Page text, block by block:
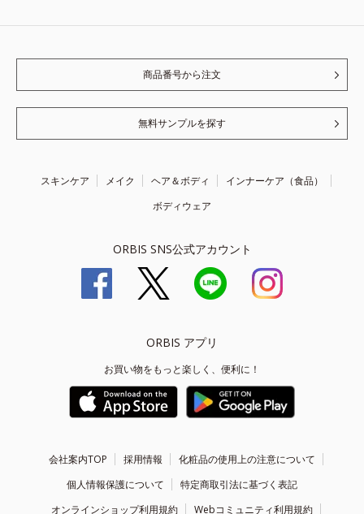
商品番号から注文
無料サンプルを探す
スキンケア メイク ヘア＆ボディ
インナーケア（食品）
ボディウェア
ORBIS SNS公式アカウント
ORBIS アプリ
お買い物をもっと楽しく、便利に！
会社案内TOP 採用情報
化粧品の使用上の注意について
個人情報保護について
特定商取引法に基づく表記
オンラインショップ利用規約
Webコミュニティ利用規約